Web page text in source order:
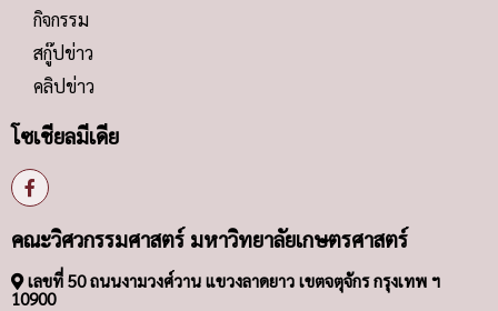
กิจกรรม
สกู๊ปข่าว
คลิปข่าว
โซเชียลมีเดีย
คณะวิศวกรรมศาสตร์ มหาวิทยาลัยเกษตรศาสตร์
เลขที่ 50 ถนนงามวงศ์วาน แขวงลาดยาว เขตจตุจักร กรุงเทพ ฯ
10900